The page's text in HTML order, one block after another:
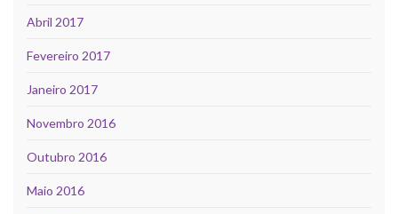
Abril 2017
Fevereiro 2017
Janeiro 2017
Novembro 2016
Outubro 2016
Maio 2016